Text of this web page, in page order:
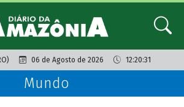
06 de Agosto de 2026 12:20:31
Mundo